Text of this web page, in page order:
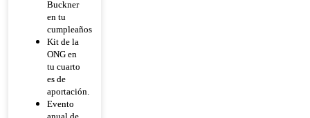
Buckner
en tu
cumpleaños
Kit de la
ONG en
tu cuarto
es de
aportación.
Evento